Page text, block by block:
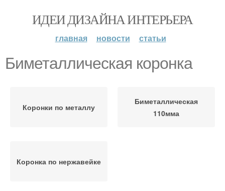
ИДЕИ ДИЗАЙНА ИНТЕРЬЕРА
главная новости статьи
Биметаллическая коронка
Коронки по металлу
Биметаллическая
110мма
Коронка по нержавейке